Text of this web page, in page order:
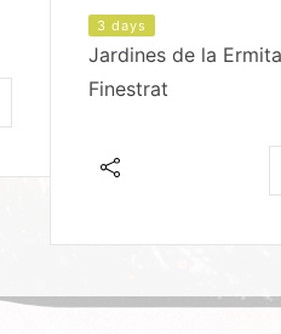
3 days
Jardines de la Ermita
Finestrat